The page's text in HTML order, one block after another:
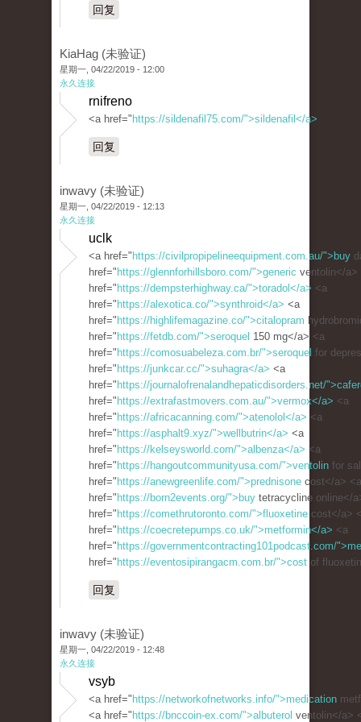
回复
KiaHag (未验证)
星期一, 04/22/2019 - 12:00
永久连接
rnifreno
<a href=" https://sildenafil75.com/">sildenafil</a>
回复
inwavy (未验证)
星期一, 04/22/2019 - 12:13
永久连接
uclk
<a href=" https://civilpropipelineequipment.com.au/">buy
href=" https://glennforhillsboro.com/">generic ventolin</a>
href=" https://dempsterhighway.ca/">toradol</a> <a
href=" https://alexotica.co/">synthroid</a> <a
href=" https://highlifemagazine.co/">citalopram
href=" https://fetdb.com/">seroquel 150 mg</a> <a
href=" https://comosuabeleza.com.br/">seroquel for
href=" https://junkcar.cc/">suhagra</a> <a
href=" https://journalofrenalandhepaticdisorders.net/
href=" https://extrafastmovers.com.au/">vermox</a> <a
href=" https://africacanning.com/">atenolol</a> <a
href=" https://asphalt9.xyz/">wellbutrin</a> <a
href=" https://kelseysworld.com/">albenza</a> <a
href=" https://hangoutcommunityusa.com/">ventolin for
href=" https://anewgreenlife.com/">prednisone cost</a> <a
href=" https://born2events.org/">buy tetracycline online</
href=" https://comethrutoronto.com/">fluoxetine cost</a>
href=" https://coecretepumps.co.uk/">metformin</a> <a
href=" https://governmentcontracting101podcast.com/
href=" https://eventosipirangacm.com.br/">cost of
回复
inwavy (未验证)
星期一, 04/22/2019 - 12:48
永久连接
vsyb
<a href=" https://networkofnetworks.info/">medication
<a href=" https://bnccoin-ex.com/">albuterol ventolin</a>